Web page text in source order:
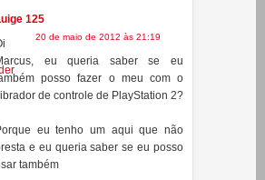
de carrinhos infantis)?
125
20 de maio de 2012 às 21:19
eu queria saber se eu
de controle de PlayStation 2?
eu tenho um aqui que não